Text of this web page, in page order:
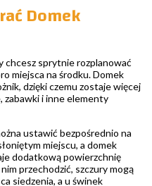
Domek
chcesz sprytnie rozplanować
miejsca na środku. Domek
dzięki czemu zostaje więcej
zabawki i inne elementy
ustawić bezpośrednio na
miejscu, a domek
dodatkową powierzchnię
przechodzić, szczury mogą
siedzenia, a u świnek